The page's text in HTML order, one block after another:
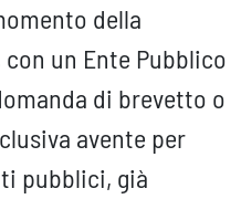
della
un Ente Pubblico
di brevetto o
avente per
pubblici, già